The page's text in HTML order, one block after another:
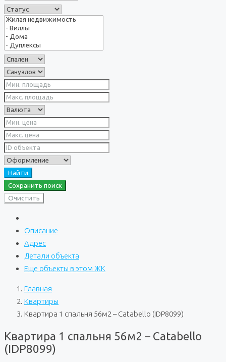
Найти
Сохранить поиск
Очистить
Описание
Адрес
Детали объекта
Еще объекты в этом ЖК
Главная
Квартиры
Квартира 1 спальня 56м2 – Catabello (IDP8099)
Квартира 1 спальня 56м2 – Catabello
(IDP8099)